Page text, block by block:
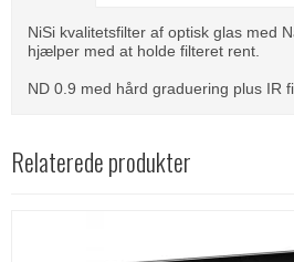
NiSi kvalitetsfilter af optisk glas med
hjælper med at holde filteret rent.
ND 0.9 med hård graduering plus IR
Relaterede produkter